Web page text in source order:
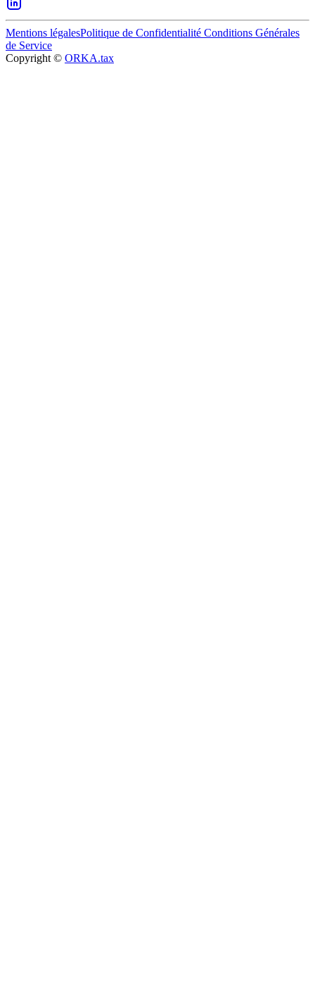
Mentions légalesPolitique de Confidentialité Conditions Générales
de Service
Copyright © ORKA.tax